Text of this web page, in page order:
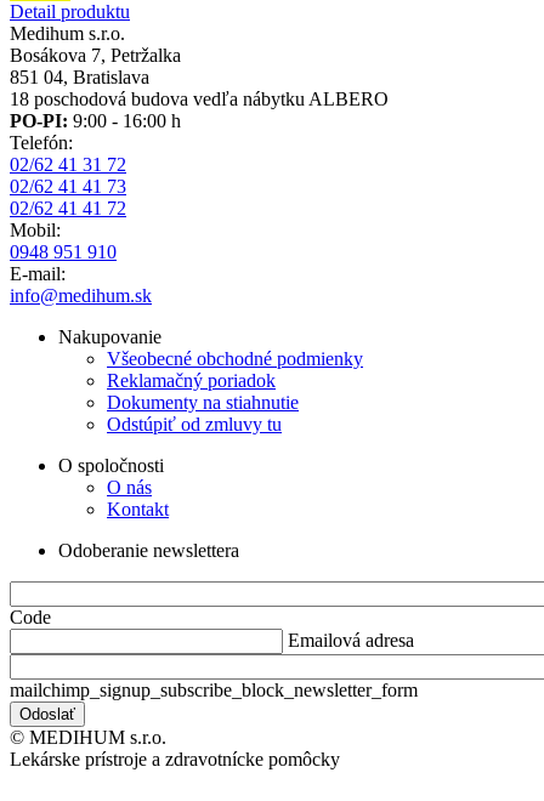
Detail produktu
Medihum s.r.o.
Bosákova 7, Petržalka
851 04, Bratislava
18 poschodová budova vedľa nábytku ALBERO
PO-PI: 9:00 - 16:00 h
Telefón:
02/62 41 31 72
02/62 41 41 73
02/62 41 41 72
Mobil:
0948 951 910
E-mail:
info@medihum.sk
Nakupovanie
Všeobecné obchodné podmienky
Reklamačný poriadok
Dokumenty na stiahnutie
Odstúpiť od zmluvy tu
O spoločnosti
O nás
Kontakt
Odoberanie newslettera
Code
Emailová adresa
mailchimp_signup_subscribe_block_newsletter_form
© MEDIHUM s.r.o.
Lekárske prístroje a zdravotnícke pomôcky